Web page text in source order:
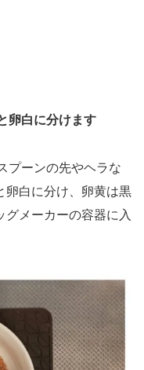
卵白に分けます
プーンの先やヘラな
卵白に分け、卵黄は黒
メーカーの容器に入